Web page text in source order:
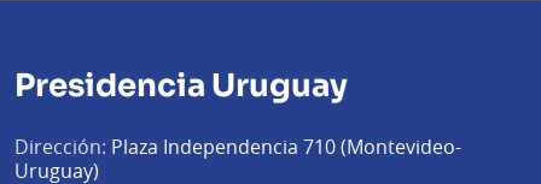
Presidencia Uruguay
Dirección: Plaza Independencia 710 (Montevideo-
Uruguay)